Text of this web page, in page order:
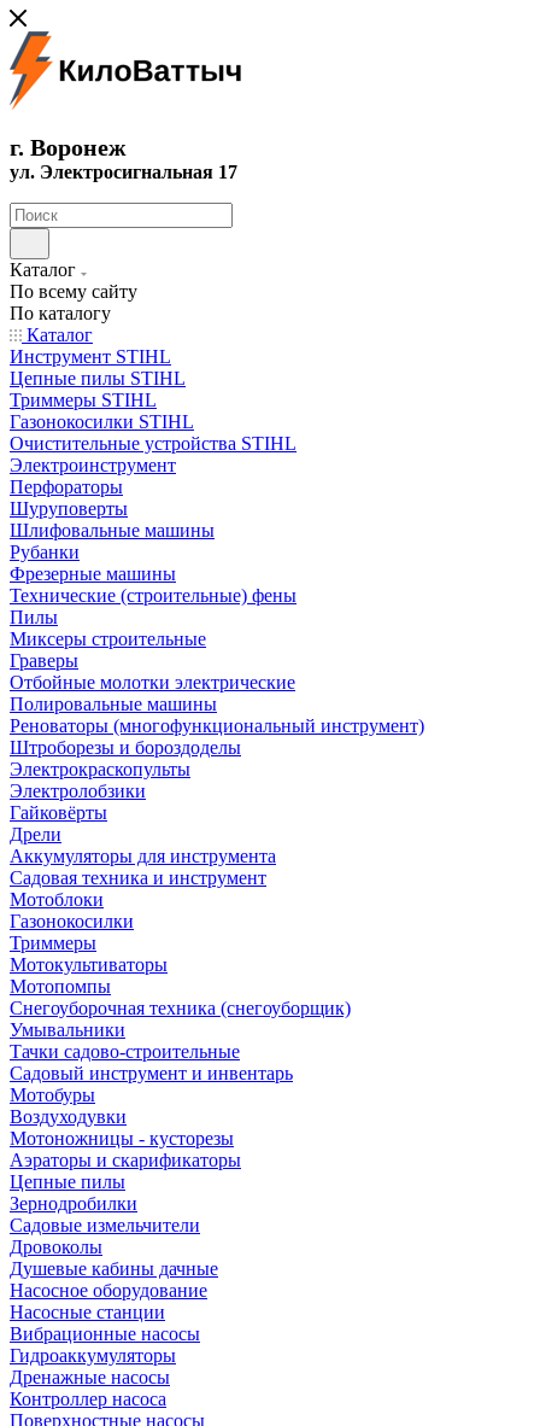
г. Воронеж
ул. Электросигнальная 17
Каталог
По всему сайту
По каталогу
Каталог
Инструмент STIHL
Цепные пилы STIHL
Триммеры STIHL
Газонокосилки STIHL
Очистительные устройства STIHL
Электроинструмент
Перфораторы
Шуруповерты
Шлифовальные машины
Рубанки
Фрезерные машины
Технические (строительные) фены
Пилы
Миксеры строительные
Граверы
Отбойные молотки электрические
Полировальные машины
Реноваторы (многофункциональный инструмент)
Штроборезы и бороздоделы
Электрокраскопульты
Электролобзики
Гайковёрты
Дрели
Аккумуляторы для инструмента
Садовая техника и инструмент
Мотоблоки
Газонокосилки
Триммеры
Мотокультиваторы
Мотопомпы
Снегоуборочная техника (снегоуборщик)
Умывальники
Тачки садово-строительные
Садовый инструмент и инвентарь
Мотобуры
Воздуходувки
Мотоножницы - кусторезы
Аэраторы и скарификаторы
Цепные пилы
Зернодробилки
Садовые измельчители
Дровоколы
Душевые кабины дачные
Насосное оборудование
Насосные станции
Вибрационные насосы
Гидроаккумуляторы
Дренажные насосы
Контроллер насоса
Поверхностные насосы